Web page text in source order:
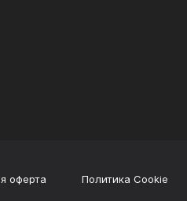
оферта Политика Cookie